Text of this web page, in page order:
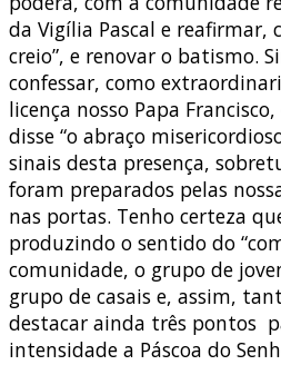
da Vigília Pascal e reafirmar,
creio”, e renovar o batismo.
confessar, como
licença nosso Papa
disse “o abraço
sinais desta presença,
foram preparados pelas
nas portas. Tenho certeza
produzindo o sentido do
comunidade, o grupo de
grupo de casais e, assim,
destacar ainda três pontos
intensidade a Páscoa do